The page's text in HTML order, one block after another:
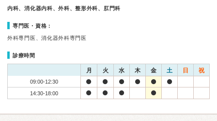
内科、消化器内科、外科、整形外科、肛門科
専門医・資格：
外科専門医、消化器外科専門医
診療時間
月 火 水 木 金 土 日 祝
09:00-12:30
14:30-18:00